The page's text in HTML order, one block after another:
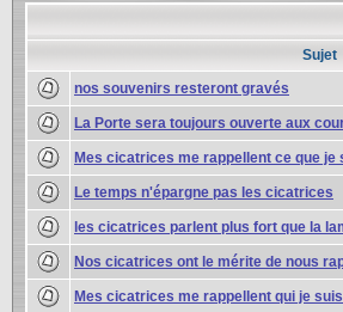
Sujet
nos souvenirs resteront gravés
La Porte sera toujours ouverte aux
Mes cicatrices me rappellent ce que je
Le temps n'épargne pas les cicatrices
les cicatrices parlent plus fort que la
Nos cicatrices ont le mérite de nous
Mes cicatrices me rappellent qui je